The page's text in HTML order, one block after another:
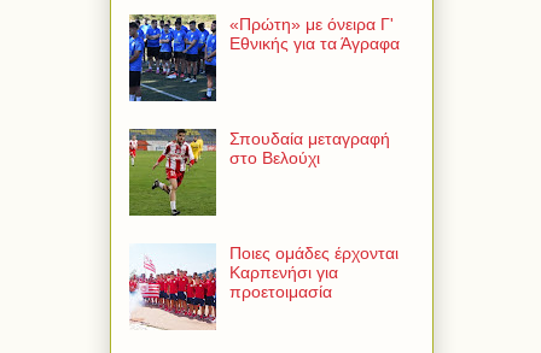
«Πρώτη» με όνειρα Γ'
Εθνικής για τα Άγραφα
Σπουδαία μεταγραφή
στο Βελούχι
Ποιες ομάδες έρχονται
Καρπενήσι για
προετοιμασία